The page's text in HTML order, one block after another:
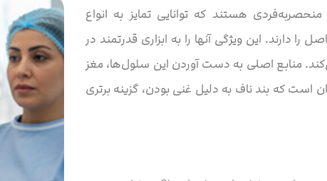
هستند که توانایی تمایز به انواع
دارند. این ویژگی آنها را به ابزاری قدرتمند در
منابع اصلی به دست آوردن این سلول‌ها، مغز
است که بند ناف به دلیل غنی بودن، گزینه برتری